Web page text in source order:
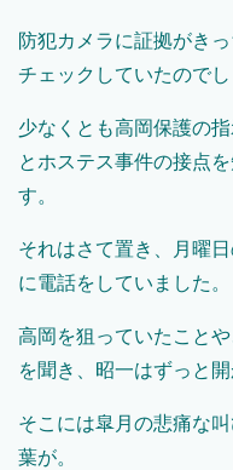
防犯カメラに証拠がき
チェックしていたのでし
少なくとも高岡保護の
とホステス事件の接点
す。
それはさて置き、月曜
に電話をしていました。
高岡を狙っていたこと
を聞き、昭一はずっと
そこには皐月の悲痛な
葉が。